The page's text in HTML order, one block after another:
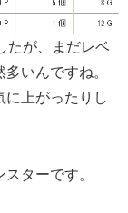
たが、まだレベ
いんですね。
に上がったりし
ターです。